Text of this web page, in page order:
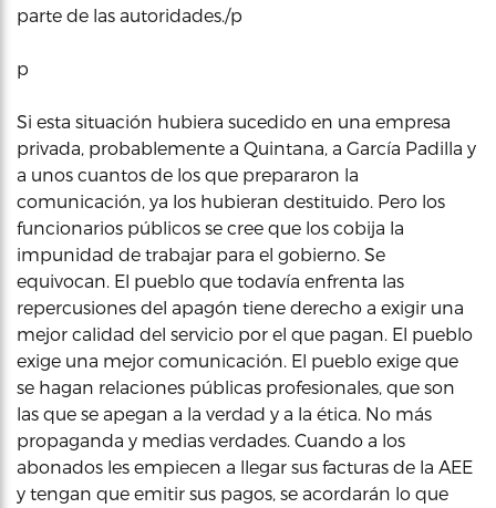
parte de las autoridades./p
p
Si esta situación hubiera sucedido en una empresa
privada, probablemente a Quintana, a García Padilla y
a unos cuantos de los que prepararon la
comunicación, ya los hubieran destituido. Pero los
funcionarios públicos se cree que los cobija la
impunidad de trabajar para el gobierno. Se
equivocan. El pueblo que todavía enfrenta las
repercusiones del apagón tiene derecho a exigir una
mejor calidad del servicio por el que pagan. El pueblo
exige una mejor comunicación. El pueblo exige que
se hagan relaciones públicas profesionales, que son
las que se apegan a la verdad y a la ética. No más
propaganda y medias verdades. Cuando a los
abonados les empiecen a llegar sus facturas de la AEE
y tengan que emitir sus pagos, se acordarán lo que